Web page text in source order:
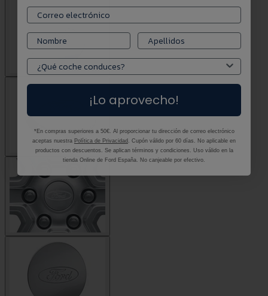
¡Lo aprovecho!
*En compras superiores a 50€. Al proporcionar tu dirección de correo electrónico
aceptas nuestra Política de Privacidad . Cupón válido por 60 días. No aplicable en
productos con descuentos. Se aplican términos y condiciones. Uso válido en la
tienda Online de Ford España. No canjeable por efectivo.